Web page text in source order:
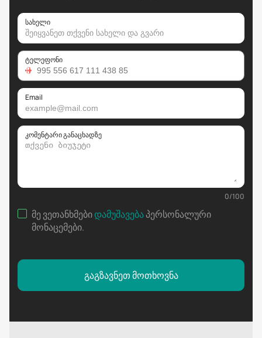
სახელი
ტელეფონი
Email
კომენტარი განაცხადზე
0/100
მე ვეთანხმებიდამუშავებაპერსონალური
მონაცემები.
გაგზავნეთ მოთხოვნა